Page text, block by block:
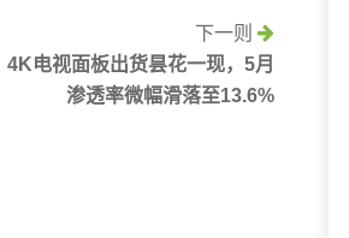
下一则
电视面板出货昙花一现，5月
渗透率微幅滑落至13.6%